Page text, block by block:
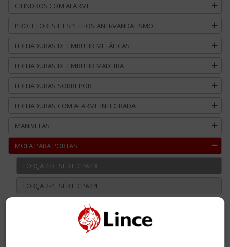
CILINDROS COM ALARME
PROTETORES E ESPELHOS ANTI-VANDALISMO
FECHADURAS DE EMBUTIR METÁLICAS
FECHADURAS DE EMBUTIR MADEIRA
FECHADURAS SOBREPOR
FECHADURAS COM ALARME INTEGRADA
MANIVELAS
MOLA PARA PORTAS
FORÇA 2-3, SÉRIE CPA23
FORÇA 2-4, SÉRIE CPA24
FORÇA 2-5, SÉRIE CPA25
FORÇA 2-5, SÉRIE CPD25